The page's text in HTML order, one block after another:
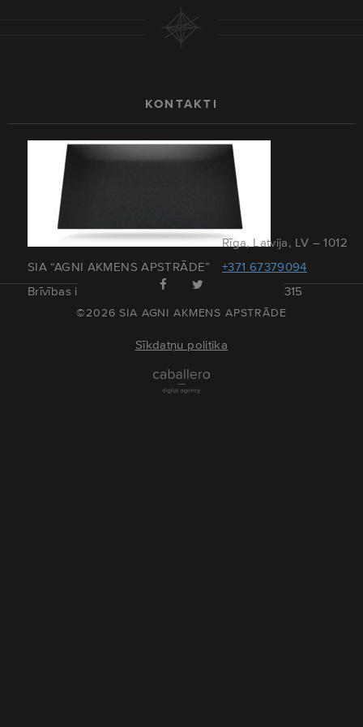
KONTAKTI
SIA “AGNI AKMENS APSTRĀDE”
Brīvības iela 173 – 27
Rīga, Latvija, LV – 1012
+371 67379094
+371 29215315
©2026 SIA AGNI AKMENS APSTRĀDE
Sīkdatņu politika